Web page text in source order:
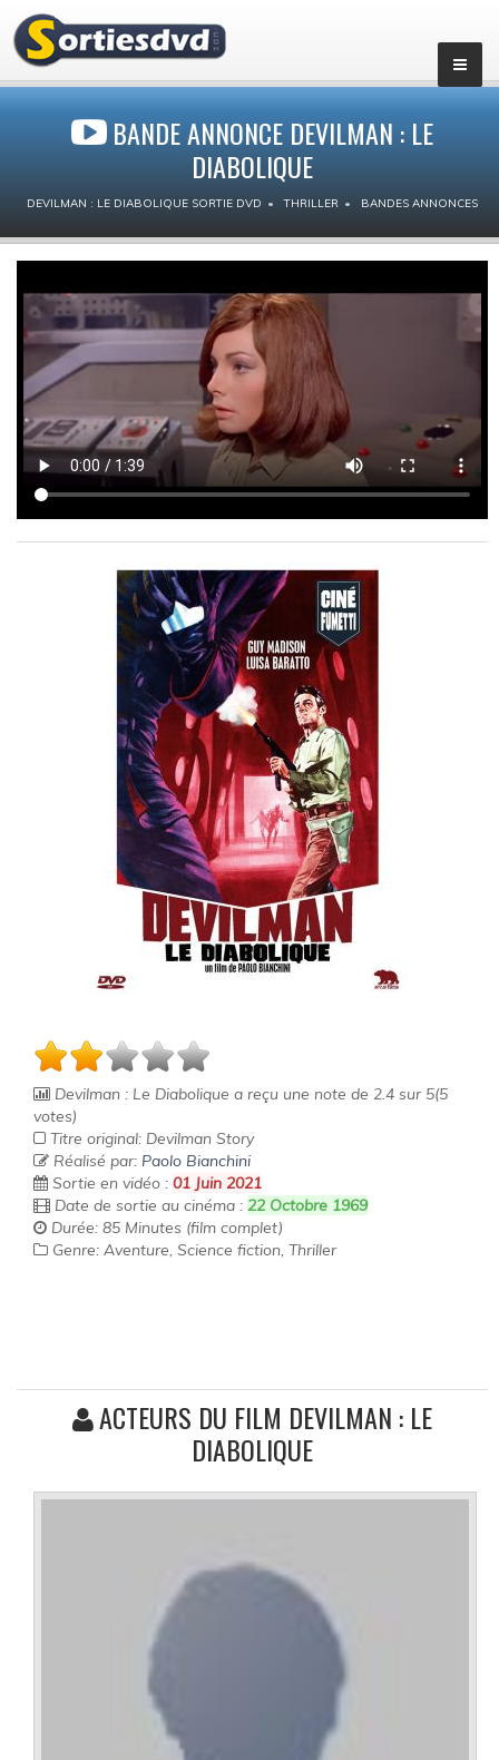
BANDE ANNONCE DEVILMAN : LE
DIABOLIQUE
DEVILMAN : LE DIABOLIQUE SORTIE DVD THRILLER BANDES ANNONCES
Devilman : Le Diabolique a reçu une note de 2.4 sur 5(5
votes)
Titre original: Devilman Story
Réalisé par: Paolo Bianchini
Sortie en vidéo : 01 Juin 2021
Date de sortie au cinéma : 22 Octobre 1969
Durée: 85 Minutes (film complet)
Genre: Aventure, Science fiction, Thriller
ACTEURS DU FILM DEVILMAN : LE
DIABOLIQUE